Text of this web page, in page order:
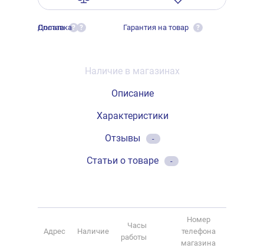
Оплата ?
Доставка ? Гарантия на товар ?
Наличие в магазинах
Описание
Характеристики
Отзывы
-
Статьи о товаре -
Адрес Наличие
Часы
работы
Номер
телефона
магазина